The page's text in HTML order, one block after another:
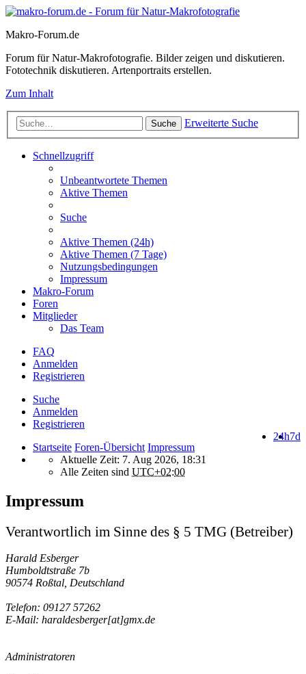
Makro-Forum.de
Forum für Natur-Makrofotografie. Bilder zeigen und diskutieren.
Fototechnik diskutieren. Artenportraits erstellen.
Zum Inhalt
Suche Erweiterte Suche
Schnellzugriff
Unbeantwortete Themen
Aktive Themen
Suche
Aktive Themen (24h)
Aktive Themen (7 Tage)
Nutzungsbedingungen
Impressum
Makro-Forum
Foren
Mitglieder
Das Team
FAQ
Anmelden
Registrieren
Suche
Anmelden
Registrieren
7d
24h
Startseite Foren-Übersicht Impressum
Aktuelle Zeit: 7. Aug 2026, 18:31
Alle Zeiten sind UTC+02:00
Impressum
Verantwortlich im Sinne des § 5 TMG (Betreiber)
Harald Esberger
Humboldtstraße 7b
90574 Roßtal, Deutschland
Telefon: 09127 57262
E-Mail: haraldesberger[at]gmx.de
Administratoren